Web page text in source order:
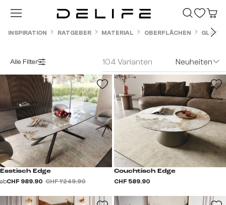
Zum Hauptinhalt springen
INSPIRATION RATGEBER MATERIAL OBERFLÄCHEN GLATT
Alle Filter 104 Varianten Neuheiten
Esstisch Edge
abCHF 989.90 CHF 1’249.90
Couchtisch Edge
CHF 589.90